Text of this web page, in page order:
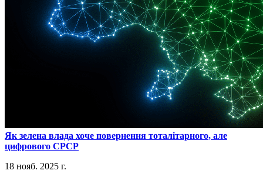
​Як зелена влада хоче повернення тоталітарного, але
цифрового СРСР
18 нояб. 2025 г.